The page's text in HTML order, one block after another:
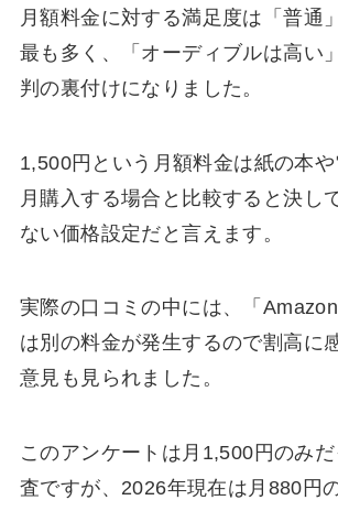
月額料金に対する満足度は「普通
最も多く、「オーディブルは高い
判の裏付けになりました。
1,500円という月額料金は紙の本
月購入する場合と比較すると決し
ない価格設定だと言えます。
実際の口コミの中には、「
は別の料金が発生するので割高に
意見も見られました。
このアンケートは月1,500円のみ
査ですが、2026年現在は月880円